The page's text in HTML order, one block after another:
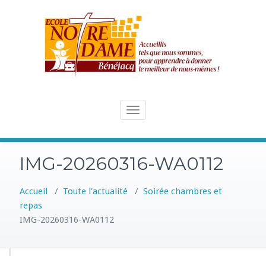
Toggle
IMG-20260316-WA0112
Accueil / Toute l'actualité / Soirée chambres et
repas
IMG-20260316-WA0112